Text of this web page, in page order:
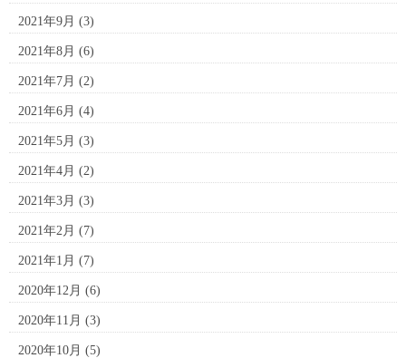
2021年9月 (3)
2021年8月 (6)
2021年7月 (2)
2021年6月 (4)
2021年5月 (3)
2021年4月 (2)
2021年3月 (3)
2021年2月 (7)
2021年1月 (7)
2020年12月 (6)
2020年11月 (3)
2020年10月 (5)